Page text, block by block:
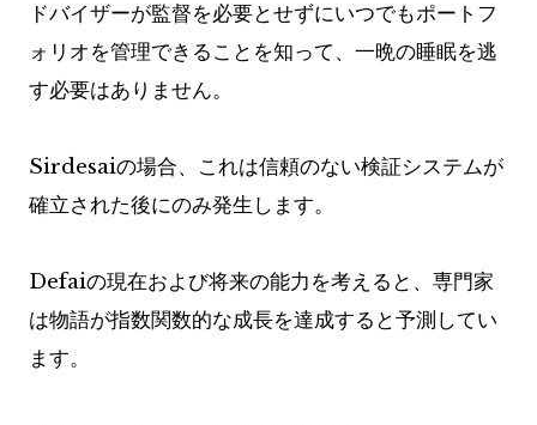
ドバイザーが監督を必要とせずにいつでもポートフ
ォリオを管理できることを知って、一晩の睡眠を逃
す必要はありません。
Sirdesaiの場合、これは信頼のない検証システムが
確立された後にのみ発生します。
Defaiの現在および将来の能力を考えると、専門家
は物語が指数関数的な成長を達成すると予測してい
ます。